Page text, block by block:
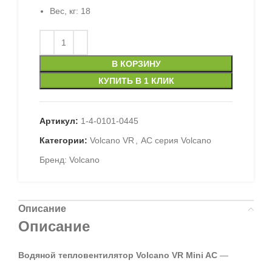
Вес, кг: 18
В КОРЗИНУ
КУПИТЬ В 1 КЛИК
Артикул: 1-4-0101-0445
Категории: Volcano VR , AC серия Volcano
Бренд: Volcano
Описание
Описание
Водяной тепловентилятор Volcano VR Mini AC —